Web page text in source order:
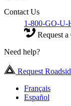
Contact Us
1-800-GO-
Request
Need help?
Request
Français
Español